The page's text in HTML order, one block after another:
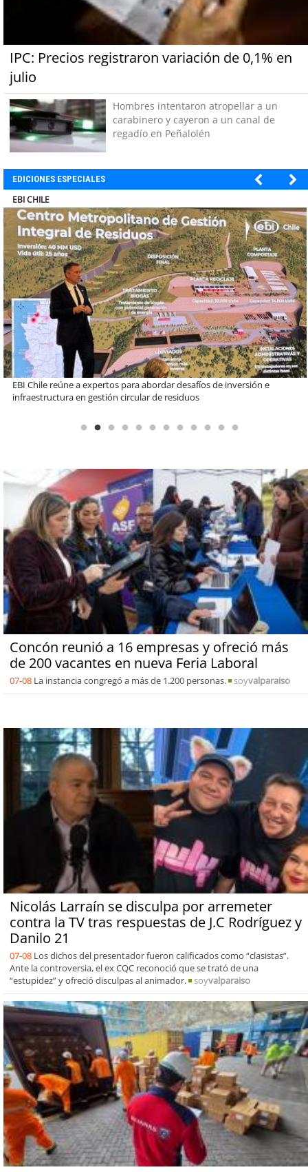
IPC: Precios registraron variación de 0,1% en
julio
Hombres intentaron atropellar a un
carabinero y cayeron a un canal de
regadío en Peñalolén
EDICIONES ESPECIALES
SOPRAVAL
Más de 1.600 alumnos han sido parte de programa Súper Sano de
Sopraval en lo que va del año
Concón reunió a 16 empresas y ofreció más
de 200 vacantes en nueva Feria Laboral
07-08 La instancia congregó a más de 1.200 personas. soyvalparaiso
Nicolás Larraín se disculpa por arremeter
contra la TV tras respuestas de J.C Rodríguez y
Danilo 21
07-08 Los dichos del presentador fueron calificados como “clasistas”.
Ante la controversia, el ex CQC reconoció que se trató de una
“estupidez” y ofreció disculpas al animador.
soyvalparaiso